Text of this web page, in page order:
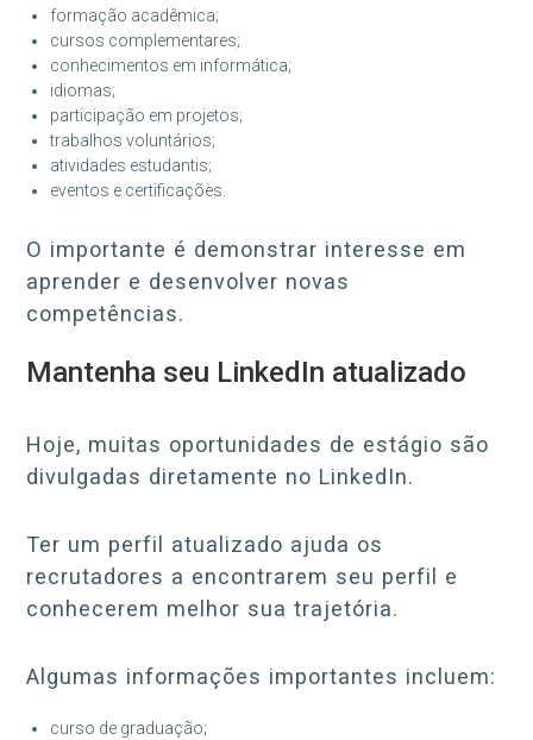
formação acadêmica;
cursos complementares;
conhecimentos em informática;
idiomas;
participação em projetos;
trabalhos voluntários;
atividades estudantis;
eventos e certificações.
O importante é demonstrar interesse em
aprender e desenvolver novas
competências.
Mantenha seu LinkedIn atualizado
Hoje, muitas oportunidades de estágio são
divulgadas diretamente no LinkedIn.
Ter um perfil atualizado ajuda os
recrutadores a encontrarem seu perfil e
conhecerem melhor sua trajetória.
Algumas informações importantes incluem:
curso de graduação;